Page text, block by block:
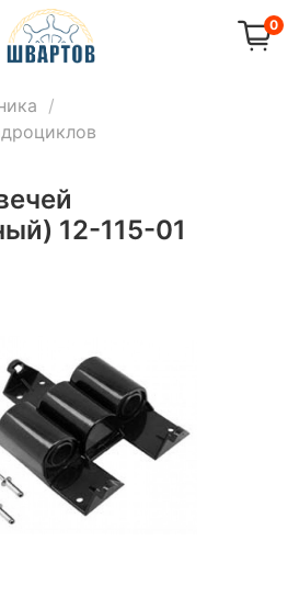
0
12-115-01